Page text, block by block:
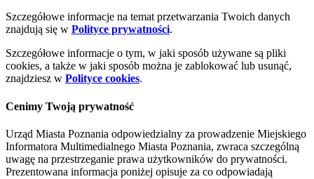
Szczegółowe informacje na temat przetwarzania Twoich danych
znajdują się w Polityce prywatności.
Szczegółowe informacje o tym, w jaki sposób używane są pliki
cookies, a także w jaki sposób można je zablokować lub usunąć,
znajdziesz w Polityce cookies.
Cenimy Twoją prywatność
Urząd Miasta Poznania odpowiedzialny za prowadzenie Miejskiego
Informatora Multimedialnego Miasta Poznania, zwraca szczególną
uwagę na przestrzeganie prawa użytkowników do prywatności.
Prezentowana informacja poniżej opisuje za co odpowiadają